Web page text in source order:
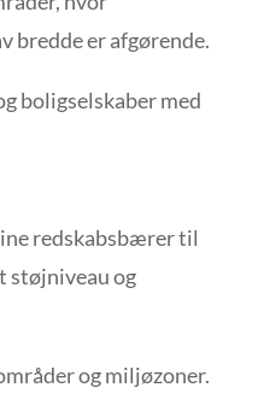
bredde er afgørende.
boligselskaber med
redskabsbærer til
støjniveau og
og miljøzoner.